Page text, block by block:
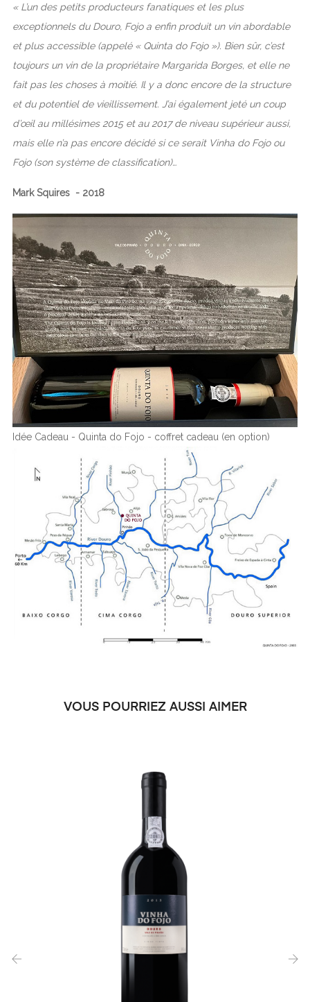
« L’un des petits producteurs fanatiques et les plus
exceptionnels du Douro, Fojo a enfin produit un vin abordable
et plus accessible (appelé « Quinta do Fojo »). Bien sûr, c’est
toujours un vin de la propriétaire Margarida Borges, et elle ne
fait pas les choses à moitié. Il y a donc encore de la structure
et du potentiel de vieillissement. J’ai également jeté un coup
d’œil au millésimes 2015 et au 2017 de niveau supérieur aussi,
mais elle n’a pas encore décidé si ce serait Vinha do Fojo ou
Fojo (son système de classification)…
Mark Squires - 2018
Idée Cadeau - Quinta do Fojo - coffret cadeau (en option)
VOUS POURRIEZ AUSSI AIMER